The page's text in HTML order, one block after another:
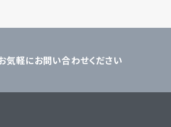
気軽にお問い合わせください